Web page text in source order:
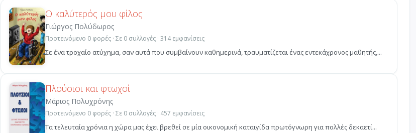
Ο καλύτερός μου φίλος
Γιώργος Πολύδωρος
Προτεινόμενο 0 φορές · Σε 0 συλλογές · 314 εμφανίσεις
Σε ένα τροχαίο ατύχημα, σαν αυτά που συμβαίνουν καθημερινά, τραυματίζεται ένας εντεκάχρονος μαθητής,...
Πλούσιοι και φτωχοί
Μάριος Πολυχρόνης
Προτεινόμενο 0 φορές · Σε 0 συλλογές · 457 εμφανίσεις
Τα τελευταία χρόνια η χώρα μας έχει βρεθεί σε μία οικονομική καταιγίδα πρωτόγνωρη για πολλές δεκαετί...